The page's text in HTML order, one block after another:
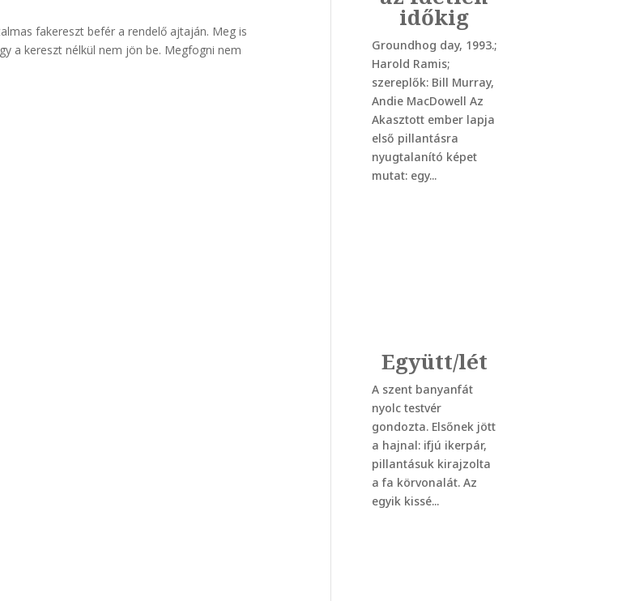
fakereszt befér a rendelő ajtaján. Meg is
a kereszt nélkül nem jön be. Megfogni nem
időkig
Groundhog day, 1993.;
Harold Ramis;
szereplők: Bill Murray,
Andie MacDowell Az
Akasztott ember lapja
első pillantásra
nyugtalanító képet
mutat: egy...
Együtt/lét
A szent banyanfát
nyolc testvér
gondozta. Elsőnek jött
a hajnal: ifjú ikerpár,
pillantásuk kirajzolta
a fa körvonalát. Az
egyik kissé...